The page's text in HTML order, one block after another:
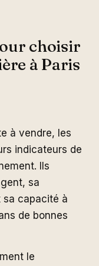
choisir
à Paris
à vendre, les
indicateurs de
Ils
sa
sa capacité à
de bonnes
le